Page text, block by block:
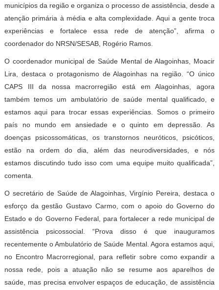
municípios da região e organiza o processo de assistência, desde a
atenção primária à média e alta complexidade. Aqui a gente troca
experiências e fortalece essa rede de atenção”, afirma o
coordenador do NRSN/SESAB, Rogério Ramos.
O coordenador municipal de Saúde Mental de Alagoinhas, Moacir
Lira, destaca o protagonismo de Alagoinhas na região. “O único
CAPS III da nossa macrorregião está em Alagoinhas, agora
também temos um ambulatório de saúde mental qualificado, e
estamos aqui para trocar essas experiências. Somos o primeiro
país no mundo em ansiedade e o quinto em depressão. As
doenças psicossomáticas, os transtornos neuróticos, psicóticos,
estão na ordem do dia, além das neurodiversidades, e nós
estamos discutindo tudo isso com uma equipe muito qualificada”,
comenta.
O secretário de Saúde de Alagoinhas, Virgínio Pereira, destaca o
esforço da gestão Gustavo Carmo, com o apoio do Governo do
Estado e do Governo Federal, para fortalecer a rede municipal de
assistência psicossocial. “Prova disso é que inauguramos
recentemente o Ambulatório de Saúde Mental. Agora estamos aqui,
no Encontro Macrorregional, para refletir sobre como expandir a
nossa rede, pois a atuação não se resume aos aparelhos de
saúde, mas precisa envolver espaços de educação, de assistência